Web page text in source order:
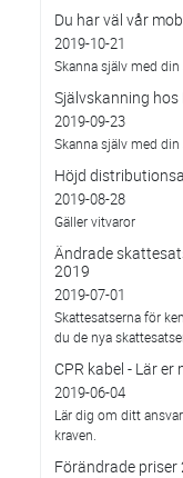
Du har väl vår
2019-10-21
Skanna själv med
Självskanning
2019-09-23
Skanna själv med
Höjd
2019-08-28
Gäller vitvaror
Ändrade
2019
2019-07-01
Skattesatserna för
du de nya
CPR kabel - Lär
2019-06-04
Lär dig om ditt
kraven.
Förändrade priser